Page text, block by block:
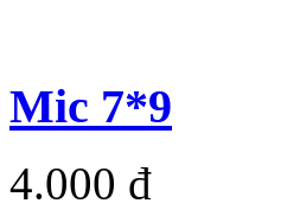
Mic 7*9
4.000 đ